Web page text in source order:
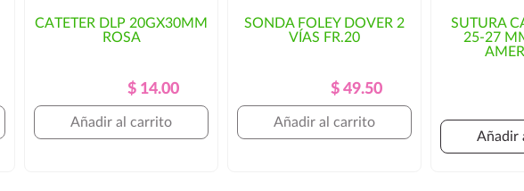
se solicitaría autorización por parte del cliente.
CATETER DLP 20GX30MM
ROSA
Precio
Regular
Precio
$ 14.00
Añadir al carrito
SONDA FOLEY DOVER 2
VÍAS FR.20
Precio
Regular
Precio
$ 49.50
Añadir al carrito
SUTURA
25-27
Añadir